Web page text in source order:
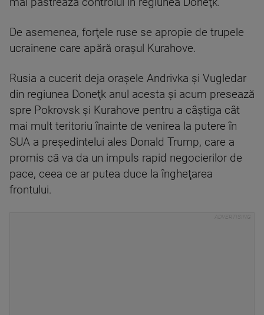
De asemenea, forţele ruse se apropie de trupele
ucrainene care apără oraşul Kurahove.
Rusia a cucerit deja oraşele Andrivka şi Vugledar
din regiunea Doneţk anul acesta şi acum presează
spre Pokrovsk şi Kurahove pentru a câştiga cât
mai mult teritoriu înainte de venirea la putere în
SUA a preşedintelui ales Donald Trump, care a
promis că va da un impuls rapid negocierilor de
pace, ceea ce ar putea duce la îngheţarea
frontului.